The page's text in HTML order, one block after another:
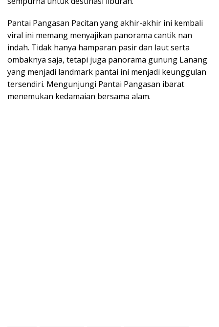
Pantai Pangasan Pacitan yang akhir-akhir ini kembali
viral ini memang menyajikan panorama cantik nan
indah. Tidak hanya hamparan pasir dan laut serta
ombaknya saja, tetapi juga panorama gunung Lanang
yang menjadi landmark pantai ini menjadi keunggulan
tersendiri. Mengunjungi Pantai Pangasan ibarat
menemukan kedamaian bersama alam.